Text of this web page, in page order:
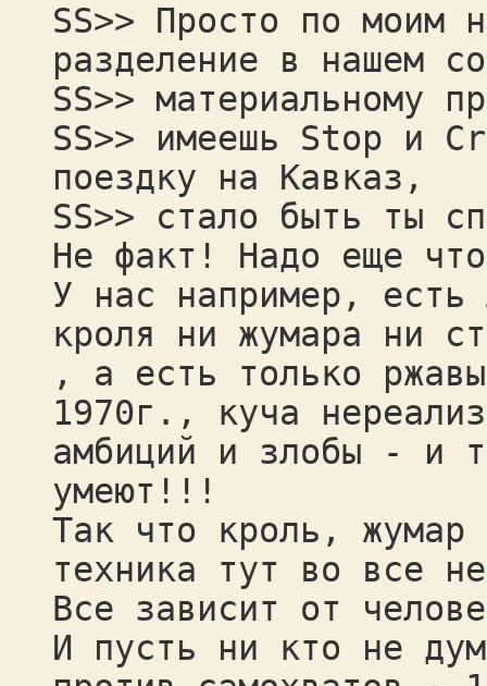
SS>> Просто по моим
разделение в нашем
SS>> материальному
SS>> имеешь Stop и
поездку на Кавказ,
SS>> стало быть ты
Не факт! Надо еще
У нас например, есть
кроля ни жумара ни
, а есть только
1970г., куча
амбиций и злобы - и
умеют!!!
Так что кроль, жумар
техника тут во все
Все зависит от
И пусть ни кто не